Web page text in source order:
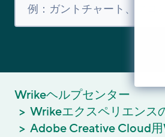
Wrikeヘルプセンター
Wrikeエクスペリエンス
Adobe Creative Cloud